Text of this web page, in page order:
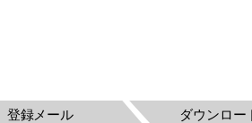
登録メール
ダウンロー